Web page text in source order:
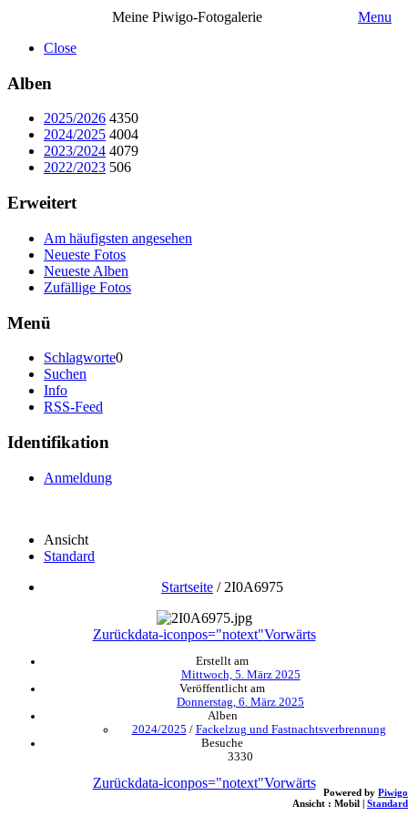
Meine Piwigo-Fotogalerie
Menu
Close
Alben
2025/2026 4350
2024/2025 4004
2023/2024 4079
2022/2023 506
Erweitert
Am häufigsten angesehen
Neueste Fotos
Neueste Alben
Zufällige Fotos
Menü
Schlagworte0
Suchen
Info
RSS-Feed
Identifikation
Anmeldung
Ansicht
Standard
Startseite / 2I0A6975
Zurückdata-iconpos="notext"Vorwärts
Erstellt am
Mittwoch, 5. März 2025
Veröffentlicht am
Donnerstag, 6. März 2025
Alben
2024/2025 / Fackelzug und Fastnachtsverbrennung
Besuche
3330
Zurückdata-iconpos="notext"Vorwärts
Powered by Piwigo
Ansicht : Mobil | Standard